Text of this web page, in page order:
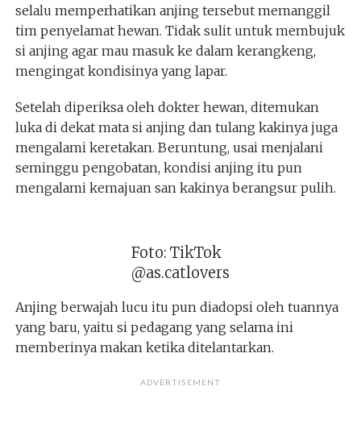
selalu memperhatikan anjing tersebut memanggil
tim penyelamat hewan. Tidak sulit untuk membujuk
si anjing agar mau masuk ke dalam kerangkeng,
mengingat kondisinya yang lapar.
Setelah diperiksa oleh dokter hewan, ditemukan
luka di dekat mata si anjing dan tulang kakinya juga
mengalami keretakan. Beruntung, usai menjalani
seminggu pengobatan, kondisi anjing itu pun
mengalami kemajuan san kakinya berangsur pulih.
Foto: TikTok
@as.catlovers
Anjing berwajah lucu itu pun diadopsi oleh tuannya
yang baru, yaitu si pedagang yang selama ini
memberinya makan ketika ditelantarkan.
ADVERTISEMENT